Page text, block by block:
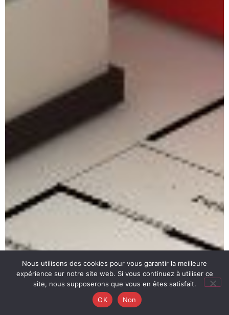
Nous utilisons des cookies pour vous garantir la meilleure
expérience sur notre site web. Si vous continuez à utiliser ce
site, nous supposerons que vous en êtes satisfait.
OK
Non